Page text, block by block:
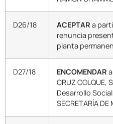
D26/18 ACEPTAR a
renuncia
planta
D27/18 ENCOMENDAR
CRUZ COLQUE,
Desarrollo
SECRETARÍA DE